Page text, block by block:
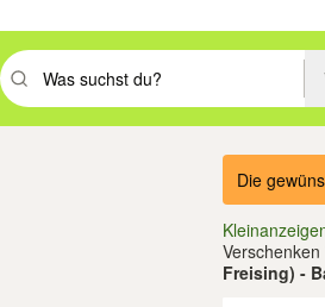
Suchbegriff eingeben. Eingabetaste
Die
Freising) -